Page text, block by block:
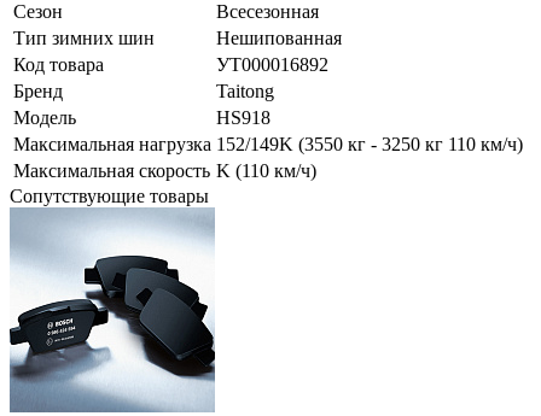
Сезон
Всесезонная
Тип зимних шин
Нешипованная
Код товара
УТ000016892
Бренд
Taitong
Модель
HS918
Максимальная нагрузка 152/149K (3550 кг - 3250 кг 110 км/ч)
Максимальная скорость K (110 км/ч)
Сопутствующие товары